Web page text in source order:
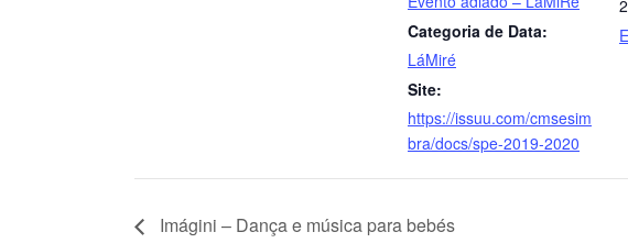
Categoria de Data:
LáMiré
Site:
https://issuu.com/cmsesim
bra/docs/spe-2019-2020
Imágini – Dança e música para bebés